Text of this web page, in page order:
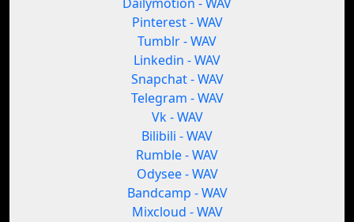
Pinterest - WAV
Tumblr - WAV
Linkedin - WAV
Snapchat - WAV
Telegram - WAV
Vk - WAV
Bilibili - WAV
Rumble - WAV
Odysee - WAV
Bandcamp - WAV
Mixcloud - WAV